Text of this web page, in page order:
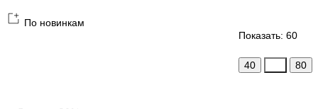
По новинкам
Показать: 60
40 80